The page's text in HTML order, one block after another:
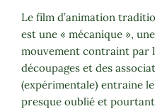
Le film d’animation
est une « mécanique »,
mouvement contraint par
découpages et des
(expérimentale) entraine
presque oublié et